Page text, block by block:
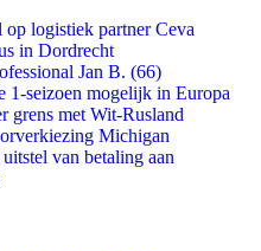
logistiek partner Ceva
in Dordrecht
Jan B. (66)
1-seizoen mogelijk in Europa
grens met Wit-Rusland
Michigan
van betaling aan